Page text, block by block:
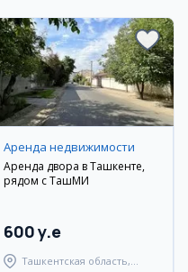
Аренда недвижимости
Аренда двора в Ташкенте,
рядом с ТашМИ
600 y.e
Ташкентская область,